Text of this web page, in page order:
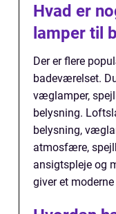
Hvad er
lamper til
Der er flere
badeværelset.
væglamper,
belysning.
belysning,
atmosfære,
ansigtspleje og
giver et